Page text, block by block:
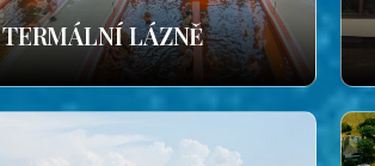
TERMÁLNÍ LÁZNĚ